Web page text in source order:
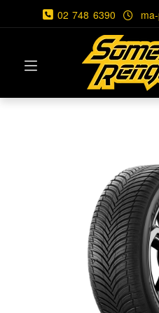
02 748 6390 ma-